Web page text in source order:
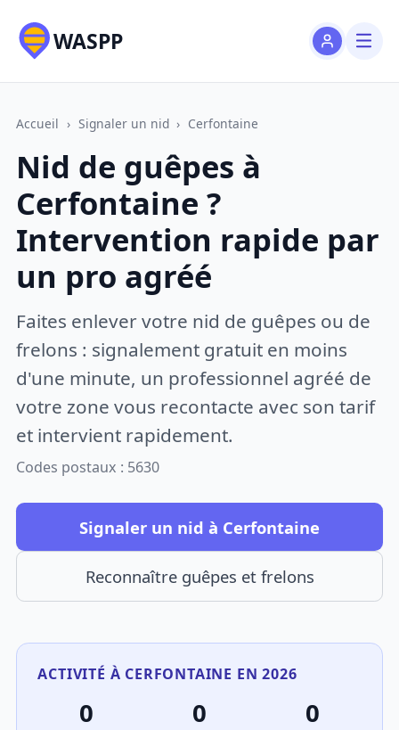
WASPP
Accueil › Signaler un nid › Cerfontaine
Nid de guêpes à
Cerfontaine ?
Intervention rapide par
un pro agréé
Faites enlever votre nid de guêpes ou de
frelons : signalement gratuit en moins
d'une minute, un professionnel agréé de
votre zone vous recontacte avec son tarif
et intervient rapidement.
Codes postaux : 5630
Signaler un nid à Cerfontaine
Reconnaître guêpes et frelons
ACTIVITÉ À CERFONTAINE EN 2026
0 0 0